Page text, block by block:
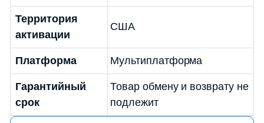
Территория
активации
США
Платформа Мультиплатформа
Гарантийный
срок
Товар обмену и возврату не
подлежит